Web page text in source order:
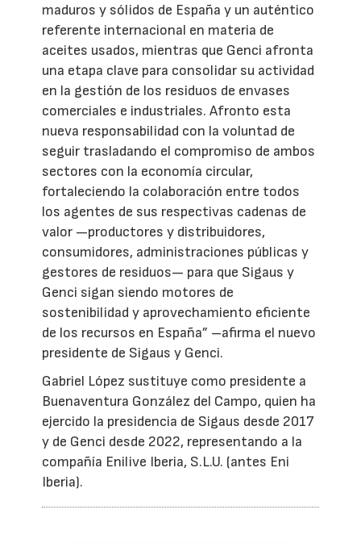
maduros y sólidos de España y un auténtico
referente internacional en materia de
aceites usados, mientras que Genci afronta
una etapa clave para consolidar su actividad
en la gestión de los residuos de envases
comerciales e industriales. Afronto esta
nueva responsabilidad con la voluntad de
seguir trasladando el compromiso de ambos
sectores con la economía circular,
fortaleciendo la colaboración entre todos
los agentes de sus respectivas cadenas de
valor —productores y distribuidores,
consumidores, administraciones públicas y
gestores de residuos— para que Sigaus y
Genci sigan siendo motores de
sostenibilidad y aprovechamiento eficiente
de los recursos en España” –afirma el nuevo
presidente de Sigaus y Genci.
Gabriel López sustituye como presidente a
Buenaventura González del Campo, quien ha
ejercido la presidencia de Sigaus desde 2017
y de Genci desde 2022, representando a la
compañía Enilive Iberia, S.L.U. (antes Eni
Iberia).